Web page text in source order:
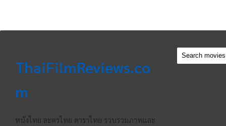
ThaiFilmReviews.co
m
หนังไทย ละครไทย ดาราไทย รวบรวมภาพและ